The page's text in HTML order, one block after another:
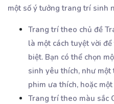
một số ý tưởng trang trí sinh
Trang trí theo chủ đề
là một cách tuyệt vời
biệt. Bạn có thể chọn
sinh yêu thích, như
phim ưa thích, hoặc
Trang trí theo màu sắc